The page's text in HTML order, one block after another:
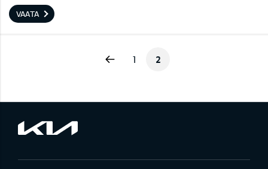
VAATA
1 2